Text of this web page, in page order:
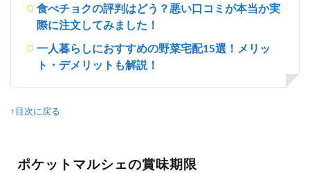
食べチョクの評判はどう？悪い口コミが本当か実
際に注文してみました！
一人暮らしにおすすめの野菜宅配15選！メリッ
ト・デメリットも解説！
↑目次に戻る
ポケットマルシェの賞味期限